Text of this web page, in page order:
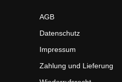
AGB
Datenschutz
Impressum
Zahlung und Lieferung